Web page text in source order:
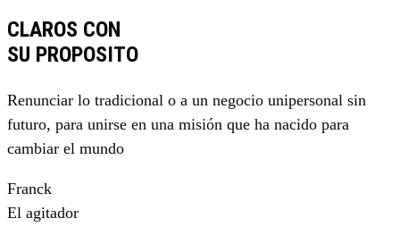
CLAROS CON
SU PROPOSITO
Renunciar lo tradicional o a un negocio unipersonal sin
futuro, para unirse en una misión que ha nacido para
cambiar el mundo
Franck
El agitador